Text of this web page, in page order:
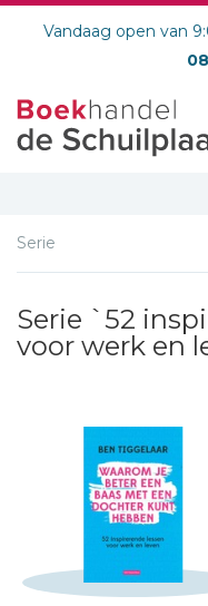
Vandaag open van
Serie
Serie `52
voor werk en